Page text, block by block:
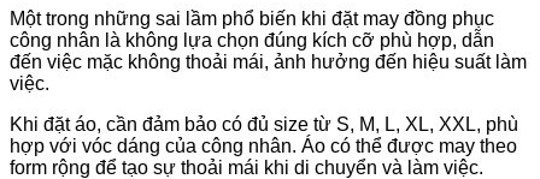
Một trong những sai lầm phổ biến khi đặt may đồng phục
công nhân là không lựa chọn đúng kích cỡ phù hợp, dẫn
đến việc mặc không thoải mái, ảnh hưởng đến hiệu suất làm
việc.
Khi đặt áo, cần đảm bảo có đủ size từ S, M, L, XL, XXL, phù
hợp với vóc dáng của công nhân. Áo có thể được may theo
form rộng để tạo sự thoải mái khi di chuyển và làm việc.